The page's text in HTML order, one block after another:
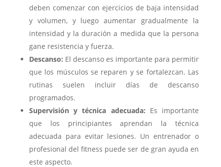
deben comenzar con ejercicios de baja intensidad
y volumen, y luego aumentar gradualmente la
intensidad y la duración a medida que la persona
gane resistencia y fuerza.
Descanso: El descanso es importante para permitir
que los músculos se reparen y se fortalezcan. Las
rutinas suelen incluir días de descanso
programados.
Supervisión y técnica adecuada: Es importante
que los principiantes aprendan la técnica
adecuada para evitar lesiones. Un entrenador o
profesional del fitness puede ser de gran ayuda en
este aspecto.